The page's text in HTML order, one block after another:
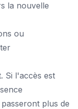
la nouvelle
ou
Si l'accès est
plus de